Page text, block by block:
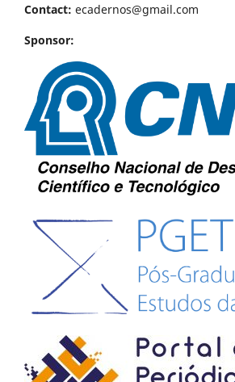
Contact: ecadernos@gmail.com
Sponsor: